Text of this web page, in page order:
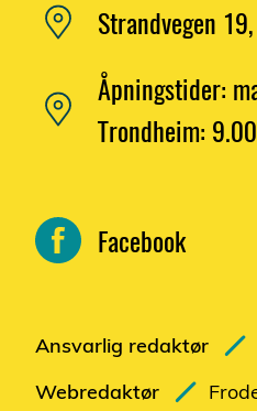
Strandvegen
Åpningstider:
Trondheim:
Facebook
Ansvarlig redaktør
Webredaktør